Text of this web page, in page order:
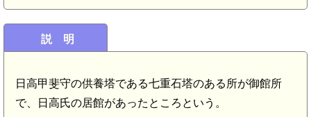
説 明
日高甲斐守の供養塔である七重石塔のある所が御館所
で、日高氏の居館があったところという。